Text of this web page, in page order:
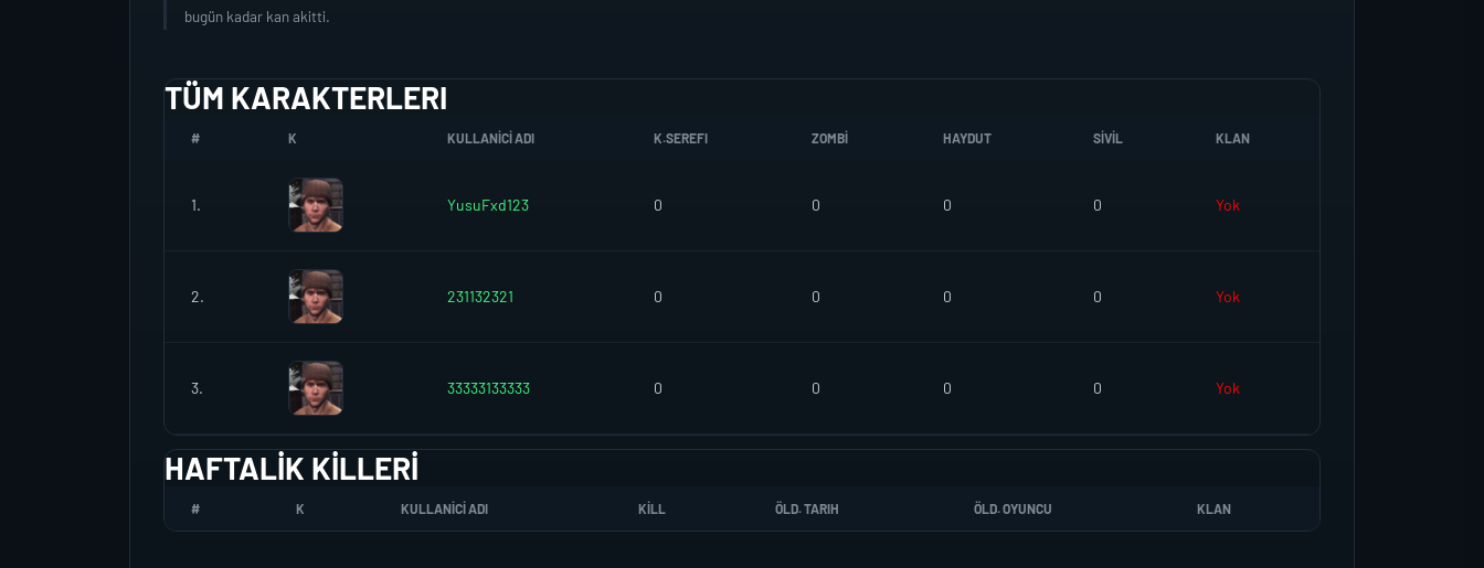
bugün kadar kan akitti.
TÜM KARAKTERLERI
# K KULLANICI ADI K.SEREFI ZOMBI HAYDUT SIVIL KLAN
1. YusuFxd123 0 0 0 0 Yok
2. 231132321 0 0 0 0 Yok
3. 33333133333 0 0 0 0 Yok
HAFTALIK KILLERI
# K KULLANICI ADI KILL ÖLD. TARIH ÖLD. OYUNCU KLAN